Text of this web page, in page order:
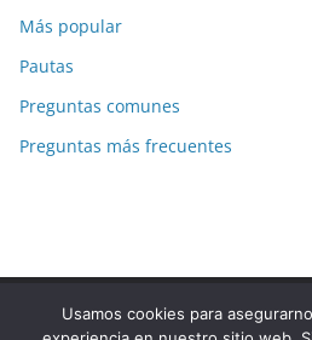
Más popular
Pautas
Preguntas comunes
Preguntas más frecuentes
Copyright © 2026 La-
Usamos cookies para